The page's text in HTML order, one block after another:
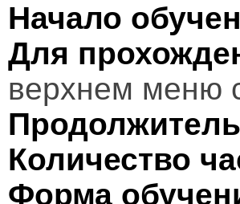
Начало
Для
верхнем меню
Количество
Форма